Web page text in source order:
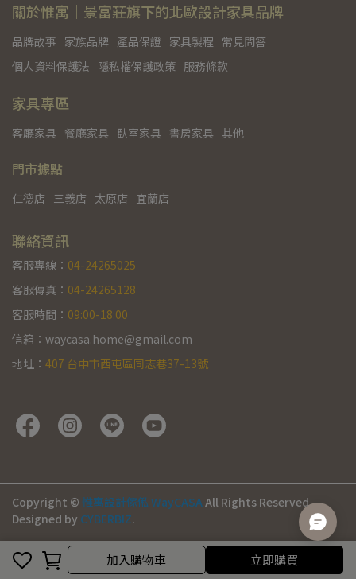
加入購物車
加入購物車 立即購買
關於惟寓｜景富莊旗下的北歐設計家具品牌
品牌故事 家族品牌 產品保證 家具製程 常見問答
個人資料保護法 隱私權保護政策 服務條款
家具專區
客廳家具 餐廳家具 臥室家具 書房家具 其他
門市據點
仁德店 三義店 太原店 宜蘭店
聯絡資訊
客服專線： 04-24265025
客服傳真： 04-24265128
客服時間： 09:00-18:00
信箱：waycasa.home@gmail.com
地址： 407 台中市西屯區同志巷37-13號
Copyright © 惟寓設計傢俬 WayCASAAll Rights Reserved.
Designed by CYBERBIZ.